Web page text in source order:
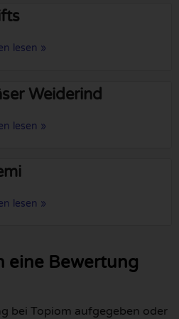
lesen »
Weiderind
lesen »
lesen »
eine Bewertung
bei Topiom aufgegeben oder